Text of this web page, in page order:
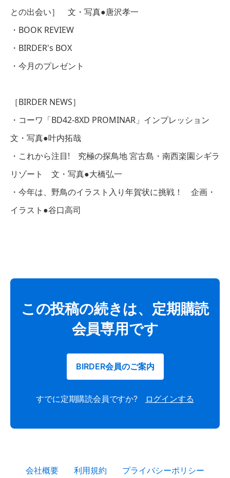
との出会い］ 文・写真●唐沢孝一
・BOOK REVIEW
・BIRDER's BOX
・今月のプレゼント
［BIRDER NEWS］
・コーワ「BD42-8XD PROMINAR」インプレッション
文・写真●叶内拓哉
・これから注目! 究極の探鳥地 宮古島・南西楽園シギラ
リゾート 文・写真●大橋弘一
・今年は、野鳥のイラスト入り年賀状に挑戦！ 企画・
イラスト●谷口高司
この投稿の続きは、定期購読
会員専用です
BIRDER会員のご案内
すでに定期購読会員ですか? ログインする
会社概要 利用規約 プライバシーポリシー